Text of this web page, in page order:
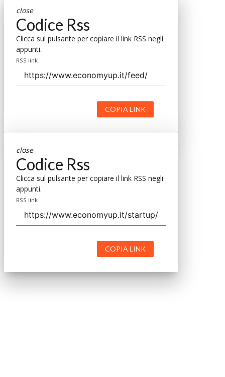
close
Codice Rss
Clicca sul pulsante per copiare il link RSS negli
appunti.
RSS link
COPIA LINK
close
Codice Rss
Clicca sul pulsante per copiare il link RSS negli
appunti.
RSS link
COPIA LINK